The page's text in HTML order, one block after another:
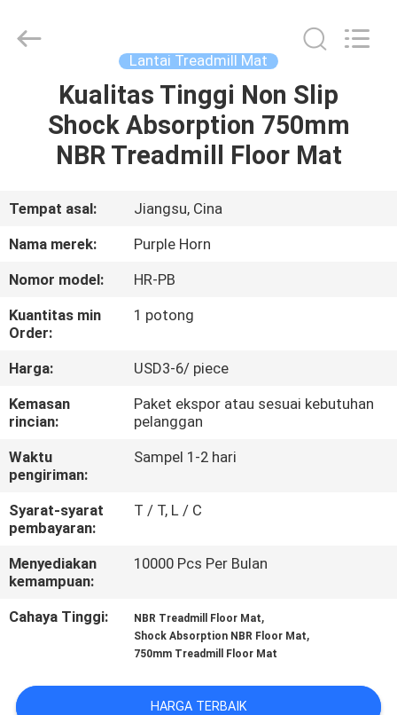
RUMAH
PRODUK
TENTANG
KAMI
TUR
PABRIK
KONTROL
KUALITAS
HUBUNGI
KAMI
BLOG
PERMINTAAN
PENAWARAN
SITEMAP
Commerce
Lantai Treadmill Mat
Kualitas Tinggi Non Slip
Shock Absorption 750mm
NBR Treadmill Floor Mat
Tempat asal:
Jiangsu, Cina
Nama merek:
Purple Horn
Nomor model:
HR-PB
Kuantitas min
Order:
1 potong
Harga:
USD3-6/ piece
Kemasan
rincian:
Paket ekspor atau sesuai kebutuhan
pelanggan
Waktu
pengiriman:
Sampel 1-2 hari
Syarat-syarat
pembayaran:
T / T, L / C
Menyediakan
kemampuan:
10000 Pcs Per Bulan
Cahaya Tinggi: NBR Treadmill Floor Mat,
Shock Absorption NBR Floor Mat,
750mm Treadmill Floor Mat
HARGA TERBAIK